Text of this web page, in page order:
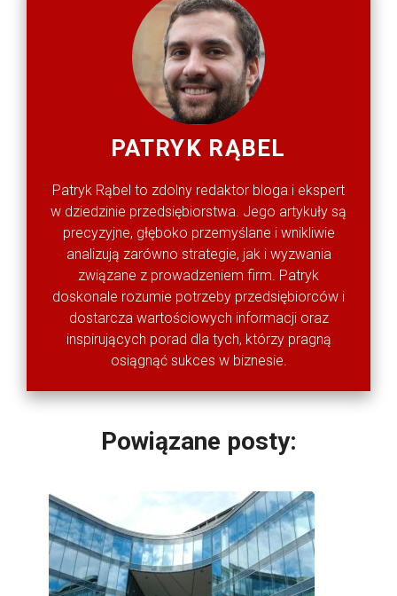
PATRYK RĄBEL
Patryk Rąbel to zdolny redaktor bloga i ekspert
w dziedzinie przedsiębiorstwa. Jego artykuły są
precyzyjne, głęboko przemyślane i wnikliwie
analizują zarówno strategie, jak i wyzwania
związane z prowadzeniem firm. Patryk
doskonale rozumie potrzeby przedsiębiorców i
dostarcza wartościowych informacji oraz
inspirujących porad dla tych, którzy pragną
osiągnąć sukces w biznesie.
Powiązane posty: